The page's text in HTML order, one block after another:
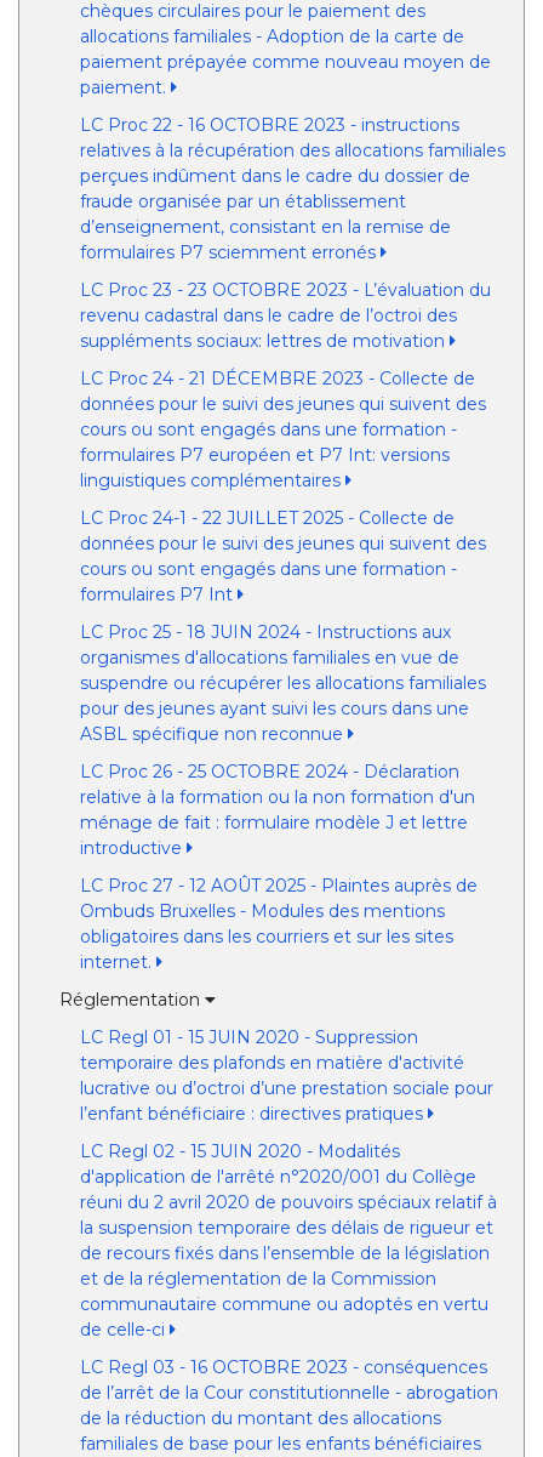
chèques circulaires pour le paiement des
allocations familiales - Adoption de la carte de
paiement prépayée comme nouveau moyen de
paiement.
LC Proc 22 - 16 OCTOBRE 2023 - instructions
relatives à la récupération des allocations familiales
perçues indûment dans le cadre du dossier de
fraude organisée par un établissement
d’enseignement, consistant en la remise de
formulaires P7 sciemment erronés
LC Proc 23 - 23 OCTOBRE 2023 - L’évaluation du
revenu cadastral dans le cadre de l’octroi des
suppléments sociaux: lettres de motivation
LC Proc 24 - 21 DÉCEMBRE 2023 - Collecte de
données pour le suivi des jeunes qui suivent des
cours ou sont engagés dans une formation -
formulaires P7 européen et P7 Int: versions
linguistiques complémentaires
LC Proc 24-1 - 22 JUILLET 2025 - Collecte de
données pour le suivi des jeunes qui suivent des
cours ou sont engagés dans une formation -
formulaires P7 Int
LC Proc 25 - 18 JUIN 2024 - Instructions aux
organismes d'allocations familiales en vue de
suspendre ou récupérer les allocations familiales
pour des jeunes ayant suivi les cours dans une
ASBL spécifique non reconnue
LC Proc 26 - 25 OCTOBRE 2024 - Déclaration
relative à la formation ou la non formation d'un
ménage de fait : formulaire modèle J et lettre
introductive
LC Proc 27 - 12 AOÛT 2025 - Plaintes auprès de
Ombuds Bruxelles - Modules des mentions
obligatoires dans les courriers et sur les sites
internet.
Réglementation
LC Regl 01 - 15 JUIN 2020 - Suppression
temporaire des plafonds en matière d'activité
lucrative ou d’octroi d’une prestation sociale pour
l’enfant bénéficiaire : directives pratiques
LC Regl 02 - 15 JUIN 2020 - Modalités
d'application de l'arrêté n°2020/001 du Collège
réuni du 2 avril 2020 de pouvoirs spéciaux relatif à
la suspension temporaire des délais de rigueur et
de recours fixés dans l’ensemble de la législation
et de la réglementation de la Commission
communautaire commune ou adoptés en vertu
de celle-ci
LC Regl 03 - 16 OCTOBRE 2023 - conséquences
de l’arrêt de la Cour constitutionnelle - abrogation
de la réduction du montant des allocations
familiales de base pour les enfants bénéficiaires